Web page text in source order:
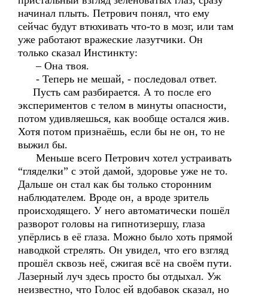
начинал плыть. Петрович понял, что ему
сейчас будут втюхивать что-то в мозг, или там
уже работают вражеские лазутчики. Он
только сказал Инстинкту:
– Она твоя.
- Теперь не мешай, - последовал ответ.
Пусть сам разбирается. А то после его
экспериментов с телом в минуты опасности,
потом удивляешься, как вообще остался жив.
Хотя потом признаёшь, если бы не он, то не
выжил бы.
Меньше всего Петрович хотел устраивать
“гляделки” с этой дамой, здоровье уже не то.
Дальше он стал как бы только сторонним
наблюдателем. Вроде он, а вроде зритель
происходящего. У него автоматически пошёл
разворот головы на гипнотизершу, глаза
упёрлись в её глаза. Можно было хоть прямой
наводкой стрелять. Он увидел, что его взгляд
прошёл сквозь неё, сжигая всё на своём пути.
Лазерный луч здесь просто бы отдыхал. Уж
неизвестно, что Голос ей вдобавок сказал, но